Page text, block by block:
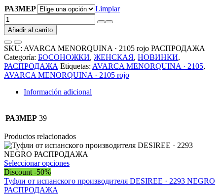
РАЗМЕР
Limpiar
AVARCA
MENORQUINA
·
2105
rojo
РАСПРОДАЖА
cantidad
Añadir al carrito
SKU: AVARCA MENORQUINA · 2105 rojo РАСПРОДАЖА
Categoría: БОСОНОЖКИ, ЖЕНСКАЯ, НОВИНКИ,
РАСПРОДАЖА Etiquetas: AVARCA MENORQUINA · 2105,
AVARCA MENORQUINA · 2105 rojo
Información adicional
РАЗМЕР 39
Productos relacionados
Seleccionar opcionesEste
tiene
Discount -50%
Туфли от испанского производителя DESIREE · 2293 NEGRO
РАСПРОДАЖА